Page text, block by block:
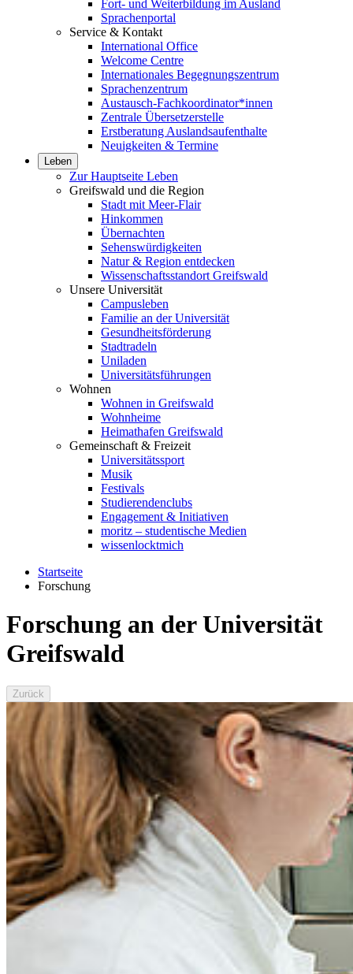
Fort- und Weiterbildung im Ausland
Sprachenportal
Service & Kontakt
International Office
Welcome Centre
Internationales Begegnungszentrum
Sprachenzentrum
Austausch-Fachkoordinator*innen
Zentrale Übersetzerstelle
Erstberatung Auslandsaufenthalte
Neuigkeiten & Termine
Leben
Zur Hauptseite Leben
Greifswald und die Region
Stadt mit Meer-Flair
Hinkommen
Übernachten
Sehenswürdigkeiten
Natur & Region entdecken
Wissenschaftsstandort Greifswald
Unsere Universität
Campusleben
Familie an der Universität
Gesundheitsförderung
Stadtradeln
Uniladen
Universitätsführungen
Wohnen
Wohnen in Greifswald
Wohnheime
Heimathafen Greifswald
Gemeinschaft & Freizeit
Universitätssport
Musik
Festivals
Studierendenclubs
Engagement & Initiativen
moritz – studentische Medien
wissenlocktmich
Startseite
Forschung
Forschung an der Universität
Greifswald
Zurück